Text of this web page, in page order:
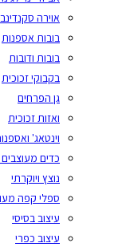
אוירה
בובות אספנות
בובות ודובות
בקבוקי זכוכית
גן הפרחים
ואזות זכוכית
וינטאג'
כדים
נוצץ ויוקרתי
ספלי קפה
עיצוב בסיסי
עיצוב כפרי